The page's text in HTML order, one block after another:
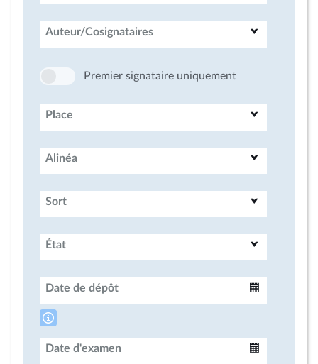
Auteur/Cosignataires
Premier signataire uniquement
Place
Alinéa
Sort
État
Date de dépôt
Date d'examen